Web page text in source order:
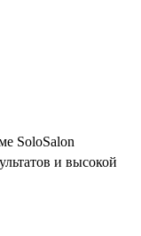
SoloSalon
и высокой